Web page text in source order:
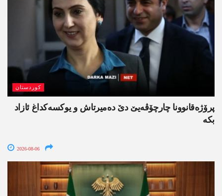
کوردستان
پرۆژەقانوونا چارچۆڤەیێ دێ دەمیرتاش و یوکسەکداغ ئازاد
بکە
2026-08-06